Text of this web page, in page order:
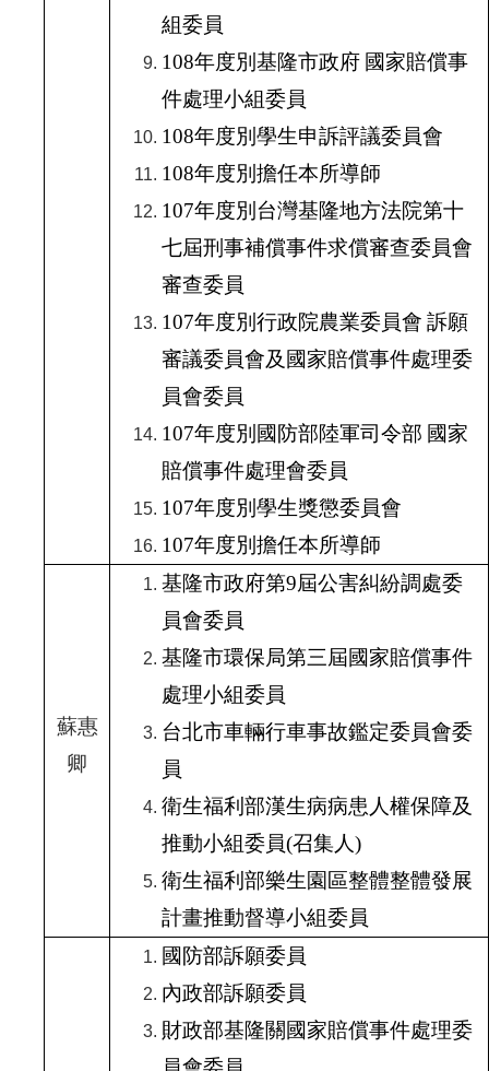
組委員
108年度別基隆市政府 國家賠償事
件處理小組委員
108年度別學生申訴評議委員會
108年度別擔任本所導師
107年度別台灣基隆地方法院第十
七屆刑事補償事件求償審查委員會
審查委員
107年度別行政院農業委員會 訴願
審議委員會及國家賠償事件處理委
員會委員
107年度別國防部陸軍司令部 國家
賠償事件處理會委員
107年度別學生獎懲委員會
107年度別擔任本所導師
蘇惠
卿
基隆市政府第9屆公害糾紛調處委
員會委員
基隆市環保局第三屆國家賠償事件
處理小組委員
台北市車輛行車事故鑑定委員會委
員
衛生福利部漢生病病患人權保障及
推動小組委員(召集人)
衛生福利部樂生園區整體整體發展
計畫推動督導小組委員
國防部訴願委員
內政部訴願委員
財政部基隆關國家賠償事件處理委